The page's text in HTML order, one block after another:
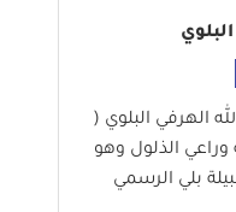
الهرفي البلوي (
وراعي الذلول وهو
بلي الرسمي